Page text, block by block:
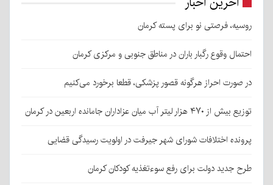
روسیه، فرصتی نو برای پسته کرمان
احتمال وقوع رگبار باران در مناطق جنوبی و مرکزی کرمان
در صورت احراز هرگونه قصور پزشکی، قطعا برخورد می‌کنیم
توزیع بیش از ۴۷۰ هزار لیتر آب میان عزاداران جامانده اربعین در کرمان
پرونده اختلافات شورای شهر جیرفت در اولویت رسیدگی قضایی
طرح جدید دولت برای رفع سوءتغذیه کودکان کرمان